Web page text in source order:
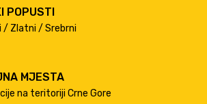
POPUSTI
/ Zlatni / Srebrni
MJESTA
na teritoriji Crne Gore